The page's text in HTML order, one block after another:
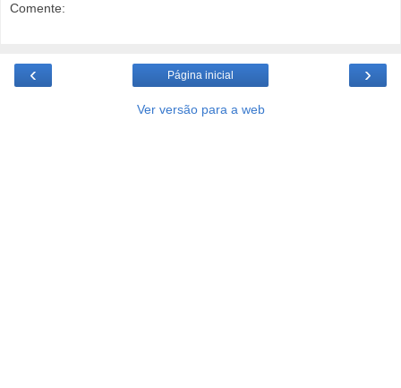
Comente:
‹ ›
Página inicial
Ver versão para a web